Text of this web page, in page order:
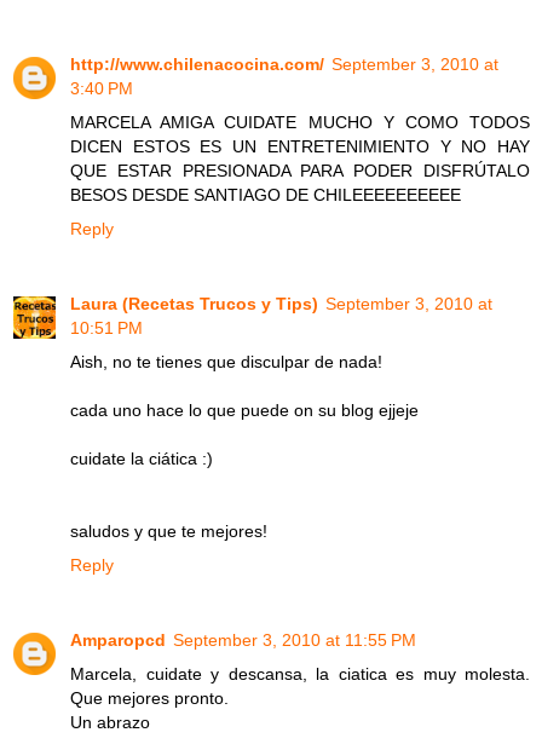
http://www.chilenacocina.com/ September 3, 2010 at
3:40 PM
MARCELA AMIGA CUIDATE MUCHO Y COMO TODOS
DICEN ESTOS ES UN ENTRETENIMIENTO Y NO HAY
QUE ESTAR PRESIONADA PARA PODER DISFRÚTALO
BESOS DESDE SANTIAGO DE CHILEEEEEEEEEE
Reply
Laura (Recetas Trucos y Tips) September 3, 2010 at
10:51 PM
Aish, no te tienes que disculpar de nada!
cada uno hace lo que puede on su blog ejjeje
cuidate la ciática :)
saludos y que te mejores!
Reply
Amparopcd September 3, 2010 at 11:55 PM
Marcela, cuidate y descansa, la ciatica es muy molesta.
Que mejores pronto.
Un abrazo